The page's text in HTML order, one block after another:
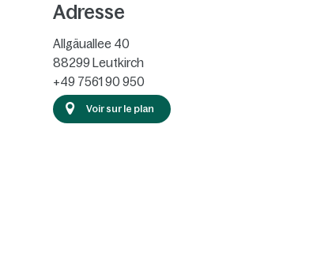
Adresse
Allgäuallee 40
88299 Leutkirch
+49 7561 90 950
Voir sur le plan